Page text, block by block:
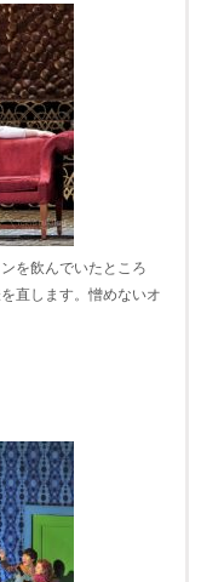
を飲んでいたところ
直します。憎めないオ